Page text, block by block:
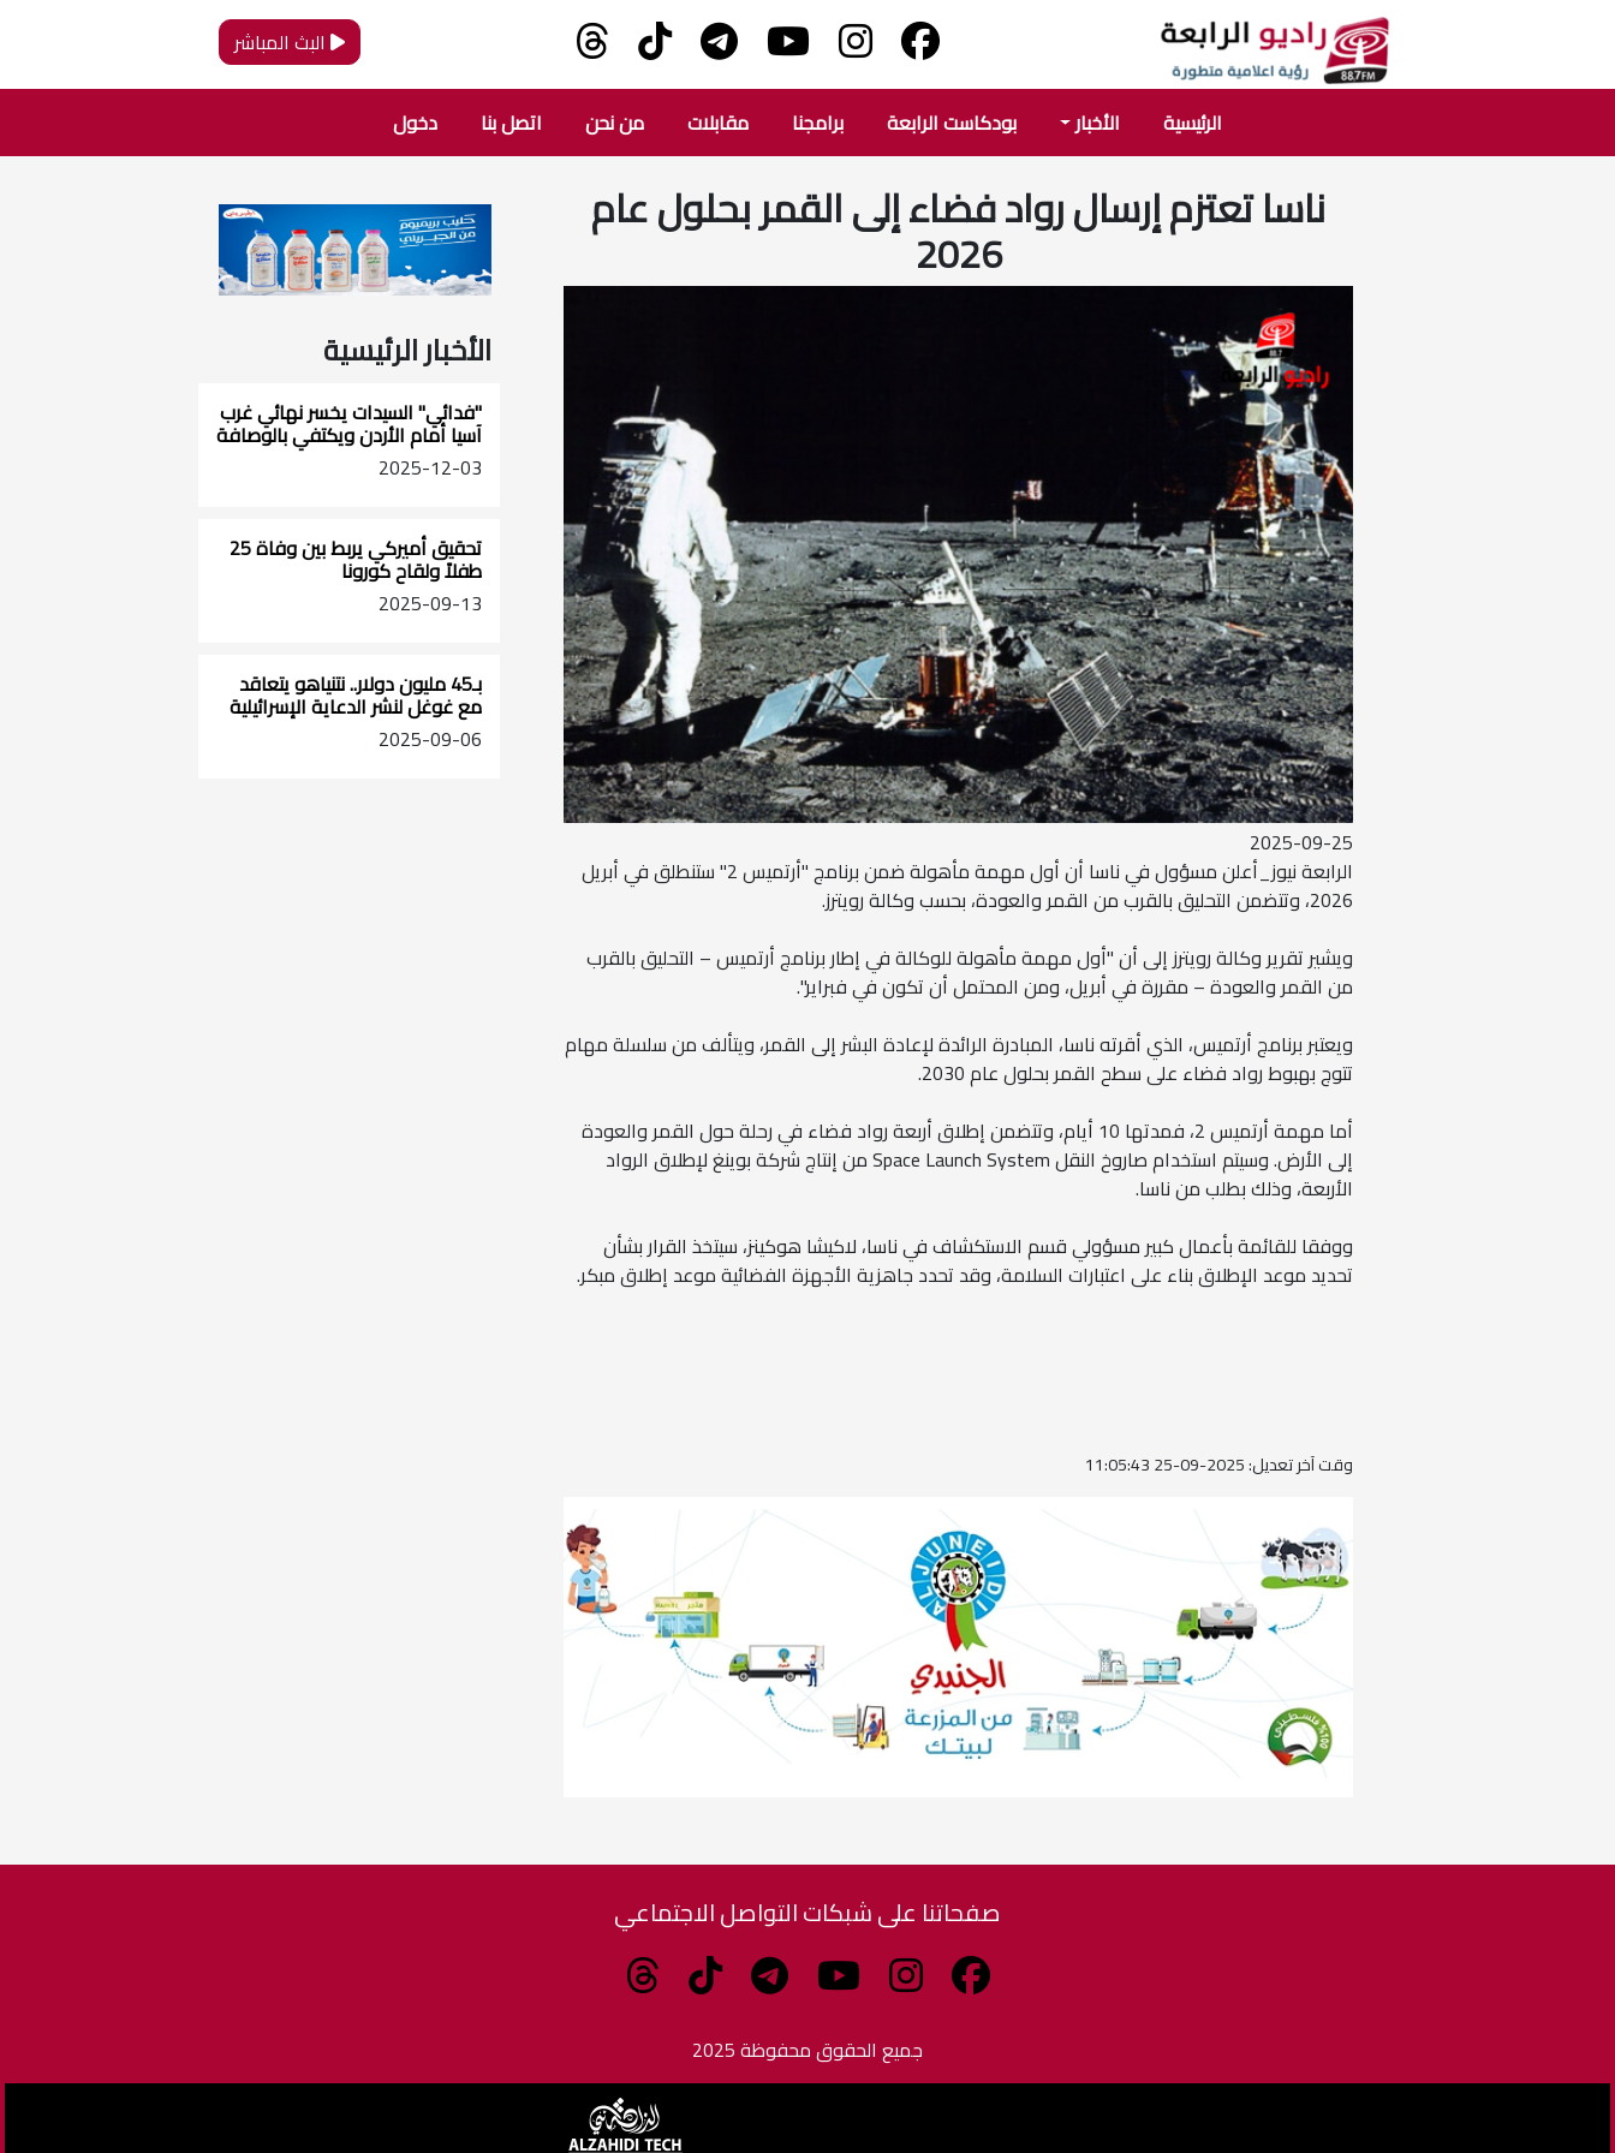
البث المباشر
الرئيسية الأخبار بودكاست الرابعة برامجنا مقابلات من نحن اتصل بنا دخول
ناسا تعتزم إرسال رواد فضاء إلى القمر بحلول عام
2026
2025-09-25
الرابعة نيوز_أعلن مسؤول في ناسا أن أول مهمة مأهولة ضمن برنامج "أرتميس 2" ستنطلق في أبريل
2026، وتتضمن التحليق بالقرب من القمر والعودة، بحسب وكالة رويترز.
ويشير تقرير وكالة رويترز إلى أن "أول مهمة مأهولة للوكالة في إطار برنامج أرتميس – التحليق بالقرب
من القمر والعودة – مقررة في أبريل، ومن المحتمل أن تكون في فبراير".
ويعتبر برنامج أرتميس، الذي أقرته ناسا، المبادرة الرائدة لإعادة البشر إلى القمر، ويتألف من سلسلة مهام
تتوج بهبوط رواد فضاء على سطح القمر بحلول عام 2030.
أما مهمة أرتميس 2، فمدتها 10 أيام، وتتضمن إطلاق أربعة رواد فضاء في رحلة حول القمر والعودة
إلى الأرض. وسيتم استخدام صاروخ النقل Space Launch System من إنتاج شركة بوينغ لإطلاق الرواد
الأربعة، وذلك بطلب من ناسا.
ووفقا للقائمة بأعمال كبير مسؤولي قسم الاستكشاف في ناسا، لاكيشا هوكينز، سيتخذ القرار بشأن
تحديد موعد الإطلاق بناء على اعتبارات السلامة، وقد تحدد جاهزية الأجهزة الفضائية موعد إطلاق مبكر.
وقت آخر تعديل: 2025-09-25 11:05:43
الأخبار الرئيسية
"فدائي" السيدات يخسر نهائي غرب
آسيا أمام الأردن ويكتفي بالوصافة
2025-12-03
تحقيق أميركي يربط بين وفاة 25
طفلاً ولقاح كورونا
2025-09-13
بـ45 مليون دولار.. نتنياهو يتعاقد
مع غوغل لنشر الدعاية الإسرائيلية
2025-09-06
صفحاتنا على شبكات التواصل الاجتماعي
جميع الحقوق محفوظة 2025